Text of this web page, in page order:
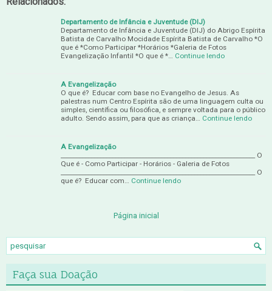
Departamento de Infância e Juventude (DIJ)
Departamento de Infância e Juventude (DIJ) do Abrigo Espírita
Batista de Carvalho Mocidade Espírita Batista de Carvalho *O
que é *Como Participar *Horários *Galeria de Fotos
Evangelização Infantil *O que é *… Continue lendo
A Evangelização
O que é? Educar com base no Evangelho de Jesus. As
palestras num Centro Espírita são de uma linguagem culta ou
simples, científica ou filosófica, e sempre voltada para o público
adulto. Sendo assim, para que as criança… Continue lendo
A Evangelização
________________________________________________________________ O
Que é - Como Participar - Horários - Galeria de Fotos
________________________________________________________________ O
que é? Educar com… Continue lendo
Página inicial
Faça sua Doação